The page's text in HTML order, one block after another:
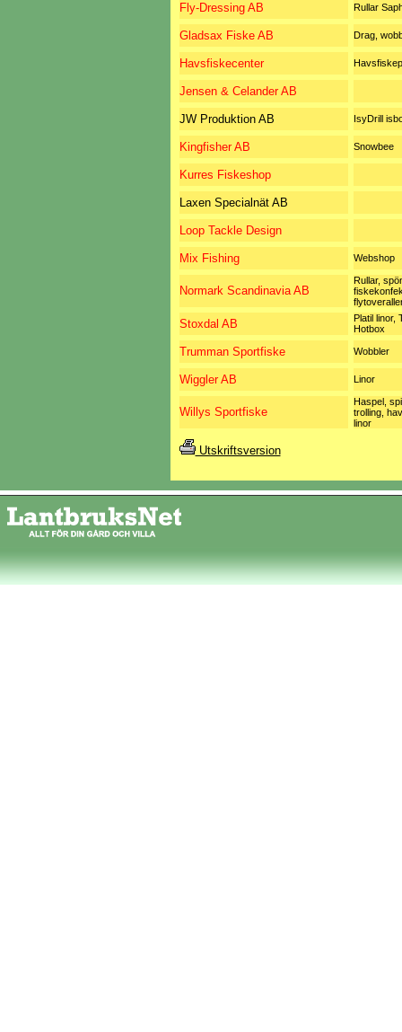
Fly-Dressing AB Rullar
Gladsax Fiske AB Drag,
Havsfiskecenter
Jensen & Celander AB
JW Produktion AB IsyDrill
Kingfisher AB Snowbee
Kurres Fiskeshop
Laxen Specialnät AB
Loop Tackle Design
Mix Fishing Webshop
Normark Scandinavia AB
Rullar,
Stoxdal AB
Platil linor,
Hotbox
Trumman Sportfiske Wobbler
Wiggler AB Linor
Willys Sportfiske
Haspel,
trolling,
linor
Utskriftsversion